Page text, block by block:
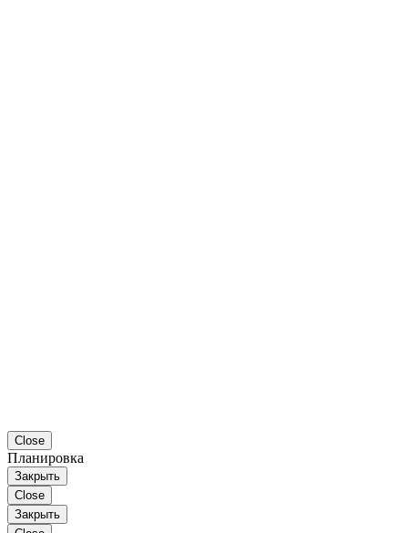
Close
Планировка
Закрыть
Close
Закрыть